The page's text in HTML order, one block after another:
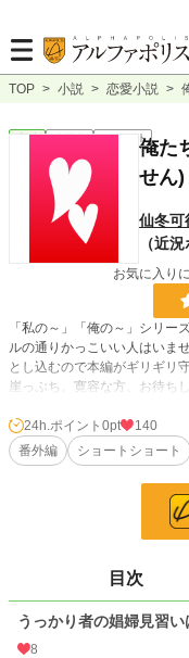
TOP > 小説 > 恋愛小説 >
恋愛 連載中 ｼｮｰﾄｼｮｰﾄ俺た
せん)
仙冬可
（近
お気に入り
「私の～」「俺の～」シリー
ルの通りかっこいい人はいま
とし込むので本編がギリギリ
崖っぷち。寛容な方、お待ち
「私のいとしい騎士さま」
「俺のゆるせないお嬢様」
「私の可愛い騎士さま」
「うっかり者の娼婦見習いは
(カイとリナ)
「素材が大事なんですよ～錬
24h.ポイント 0pt
140
番外編
ショートショート
目次
うっかり者の娼婦見習
8